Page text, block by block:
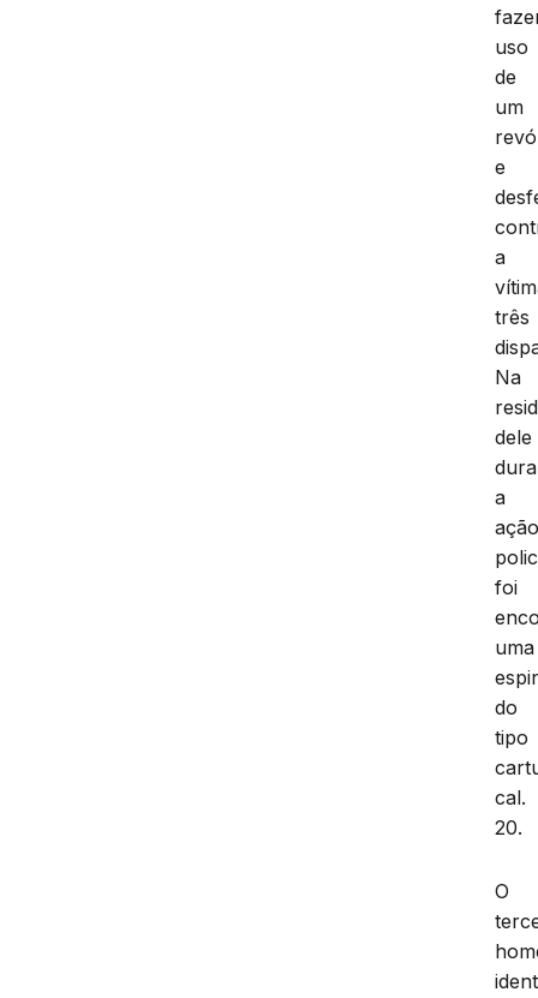
uso
de
um
e
a
três
Na
dele
a
foi
uma
do
tipo
cal.
20.
O